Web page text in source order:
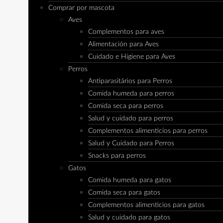
Comprar por mascota
Aves
Complementos para aves
Alimentación para Aves
Cuidado e Higiene para Aves
Perros
Antiparasitários para Perros
Comida humeda para perros
Comida seca para perros
Salud y cuidado para perros
Complementos alimenticios para perros
Salud y Cuidado para Perros
Snacks para perros
Gatos
Comida humeda para gatos
Comida seca para gatos
Complementos alimenticios para gatos
Salud y cuidado para gatos